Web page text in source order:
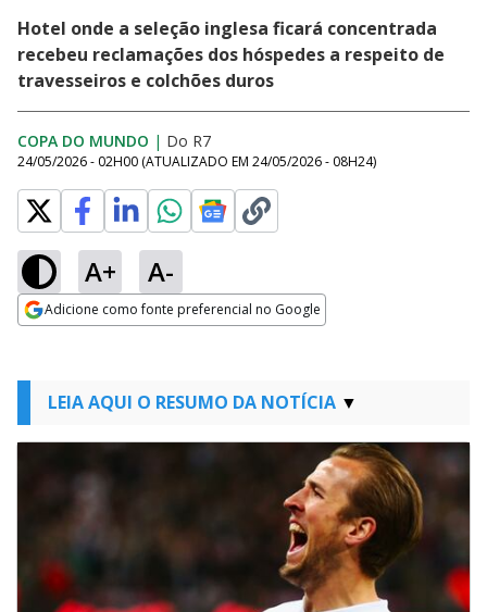
Hotel onde a seleção inglesa ficará concentrada
recebeu reclamações dos hóspedes a respeito de
travesseiros e colchões duros
COPA DO MUNDO | Do R7
24/05/2026 - 02H00 (ATUALIZADO EM 24/05/2026 - 08H24)
A+ A-
Adicione como fonte preferencial no Google
LEIA AQUI O RESUMO DA NOTÍCIA